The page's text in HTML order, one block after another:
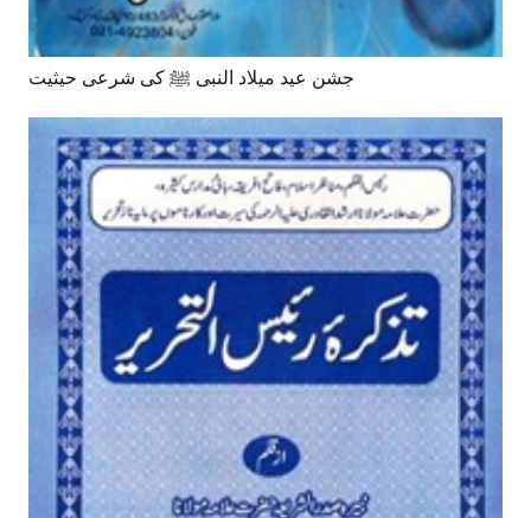
جشن عید میلاد النبی ﷺ کی شرعی حیثیت